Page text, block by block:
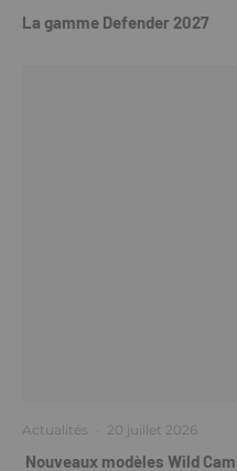
La gamme Defender 2027
Actualités · 20 juillet 2026
Nouveaux modèles Wild